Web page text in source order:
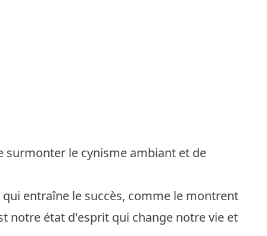
surmonter le cynisme ambiant et de
entraîne le succès, comme le montrent
notre état d'esprit qui change notre vie et